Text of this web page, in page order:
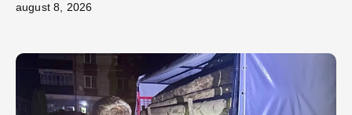
august 8, 2026